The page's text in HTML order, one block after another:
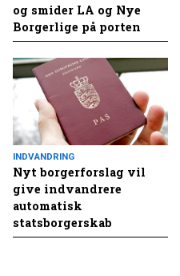
og smider LA og Nye
Borgerlige på porten
INDVANDRING
Nyt borgerforslag vil
give indvandrere
automatisk
statsborgerskab